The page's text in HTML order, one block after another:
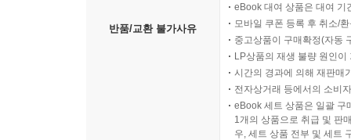
반품/교환 불가사유
eBook 대여 상품은 대여 기
모바일 쿠폰 등록 후 취소/
중고상품이 구매확정(자동
LP상품의 재생 불량 원인
시간의 경과에 의해 재판매
전자상거래 등에서의 소비
eBook 세트 상품은 일괄 구
1개의 상품으로 취급 및 판
우, 세트 상품 전부 및 세트